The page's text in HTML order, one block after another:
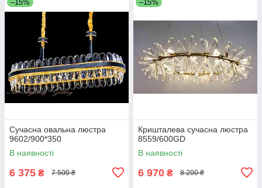
–15%
Сучасна овальна люстра
9602/900*350
В наявності
6 375 ₴ 7 500 ₴
–15%
Кришталева сучасна люстра
8559/600GD
В наявності
6 970 ₴ 8 200 ₴